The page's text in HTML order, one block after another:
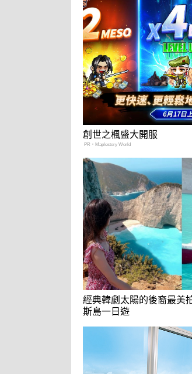
創世之楓盛大開服
PR・Maplestory World
經典韓劇太陽的後裔最美
斯島一日遊